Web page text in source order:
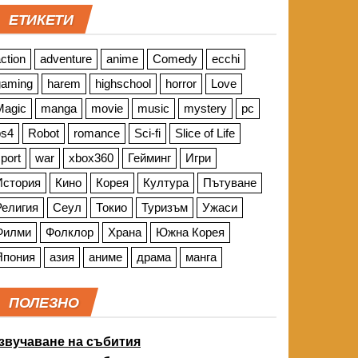
ЕТИКЕТИ
adventure anime Comedy
ecchi
harem highschool horror
Love
manga movie music mystery
pc
Robot romance Sci-fi
Slice of Life
war xbox360 Гейминг
Игри
Кино Корея Култура
Пътуване
Сеул Токио Туризъм
Ужаси
Фолклор Храна
Южна Корея
азия аниме драма манга
ПОЛЕЗНО
на събития